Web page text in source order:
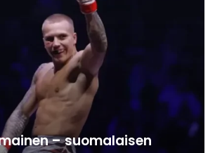
– suomalaisen